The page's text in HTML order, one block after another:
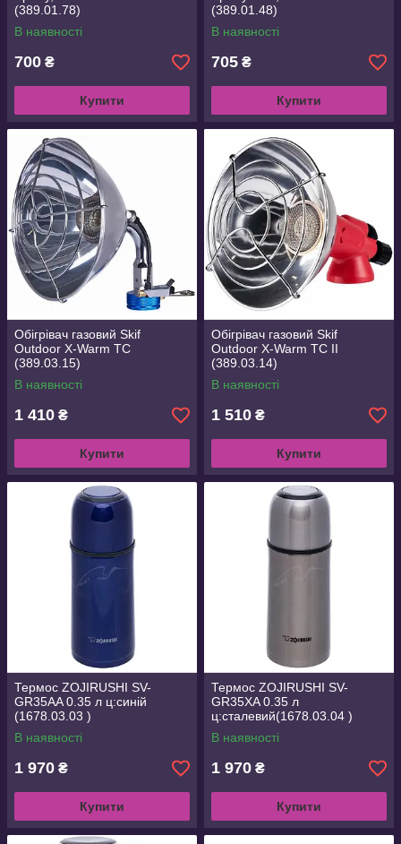
(389.01.78)
В наявності
700 ₴
Купити
(389.01.48)
В наявності
705 ₴
Купити
Обігрівач газовий Skif
Outdoor X-Warm TC
(389.03.15)
В наявності
1 410 ₴
Купити
Обігрівач газовий Skif
Outdoor X-Warm TC II
(389.03.14)
В наявності
1 510 ₴
Купити
Термос ZOJIRUSHI SV-
GR35AA 0.35 л ц:синій
(1678.03.03 )
В наявності
1 970 ₴
Купити
Термос ZOJIRUSHI SV-
GR35XA 0.35 л
ц:сталевий(1678.03.04 )
В наявності
1 970 ₴
Купити